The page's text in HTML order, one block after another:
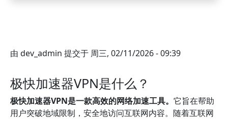
由 dev_admin 提交于 周三, 02/11/2026 - 09:39
极快加速器VPN是什么？
极快加速器VPN是一款高效的网络加速工具。 它旨在帮助
用户突破地域限制，安全地访问互联网内容。随着互联网